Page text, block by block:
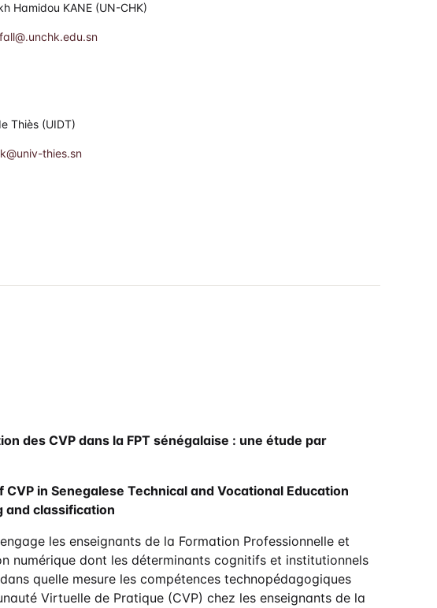
Hamidou KANE (UN-CHK)
Thiès (UIDT)
thies.sn
des CVP dans la FPT sénégalaise : une étude par
in Senegalese Technical and Vocational Education
and classification
les enseignants de la Formation Professionnelle et
numérique dont les déterminants cognitifs et institutionnels
quelle mesure les compétences technopédagogiques
Virtuelle de Pratique (CVP) chez les enseignants de la